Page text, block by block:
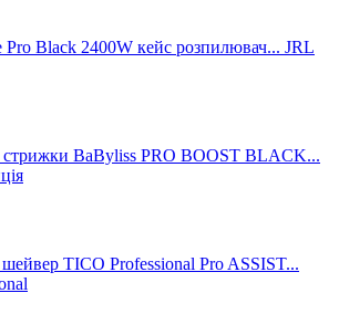
Black 2400W кейс розпилювач... JRL
BaByliss PRO BOOST BLACK...
TICO Professional Pro ASSIST...